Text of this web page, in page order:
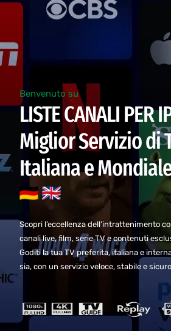
Benvenuto su
LISTE CANALI PER
Miglior Servizio di
Italiana e
Scopri l’eccellenza dell’intrattenimento
canali live, film, serie TV e contenuti
Goditi la tua TV preferita, italiana e
sia, con un servizio veloce, stabile e